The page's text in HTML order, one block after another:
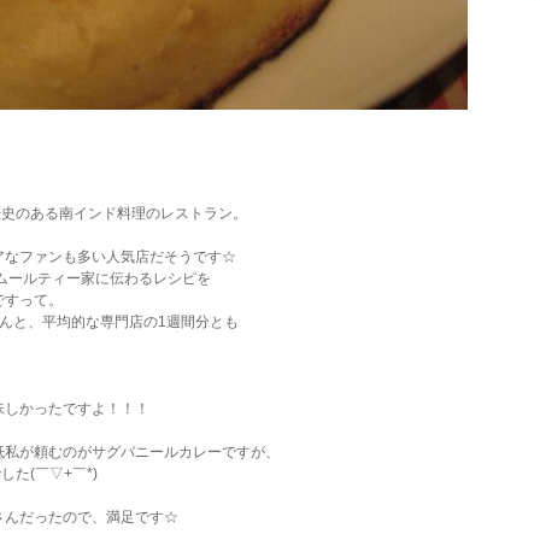
のある南インド料理のレストラン。
ファンも多い人気店だそうです☆
ールティー家に伝わるレシピを
って。
と、平均的な専門店の1週間分とも
かったですよ！！！
が頼むのがサグパニールカレーですが、
した(￣▽+￣*)
んだったので、満足です☆